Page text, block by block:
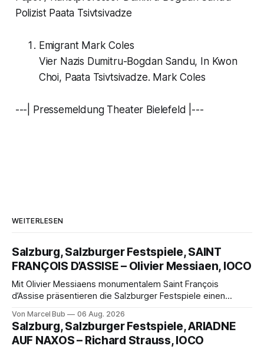
Polizist Paata Tsivtsivadze
Emigrant Mark Coles
Vier Nazis Dumitru-Bogdan Sandu, In Kwon
Choi, Paata Tsivtsivadze. Mark Coles
---| Pressemeldung Theater Bielefeld |---
WEITERLESEN
Salzburg, Salzburger Festspiele, SAINT
FRANÇOIS D’ASSISE – Olivier Messiaen, IOCO
Mit Olivier Messiaens monumentalem Saint François
d’Assise präsentieren die Salzburger Festspiele einen
eine bildgewaltige Inszenierung, Maxime Pascal entfaltet
die komplexe Partitur eindrucksvoll, Philippe Sly berührt als
Franziskus.
Von Marcel Bub 06 Aug. 2026
Salzburg, Salzburger Festspiele, ARIADNE
AUF NAXOS – Richard Strauss, IOCO